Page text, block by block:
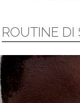
ROUTINE DI